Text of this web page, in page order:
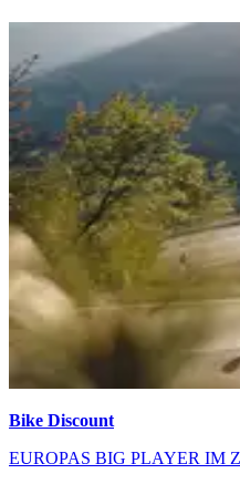
Bike Discount
EUROPAS BIG PLAYER IM